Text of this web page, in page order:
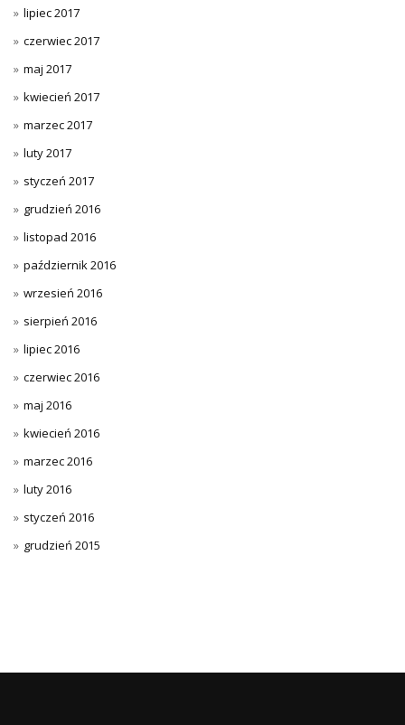
lipiec 2017
czerwiec 2017
maj 2017
kwiecień 2017
marzec 2017
luty 2017
styczeń 2017
grudzień 2016
listopad 2016
październik 2016
wrzesień 2016
sierpień 2016
lipiec 2016
czerwiec 2016
maj 2016
kwiecień 2016
marzec 2016
luty 2016
styczeń 2016
grudzień 2015